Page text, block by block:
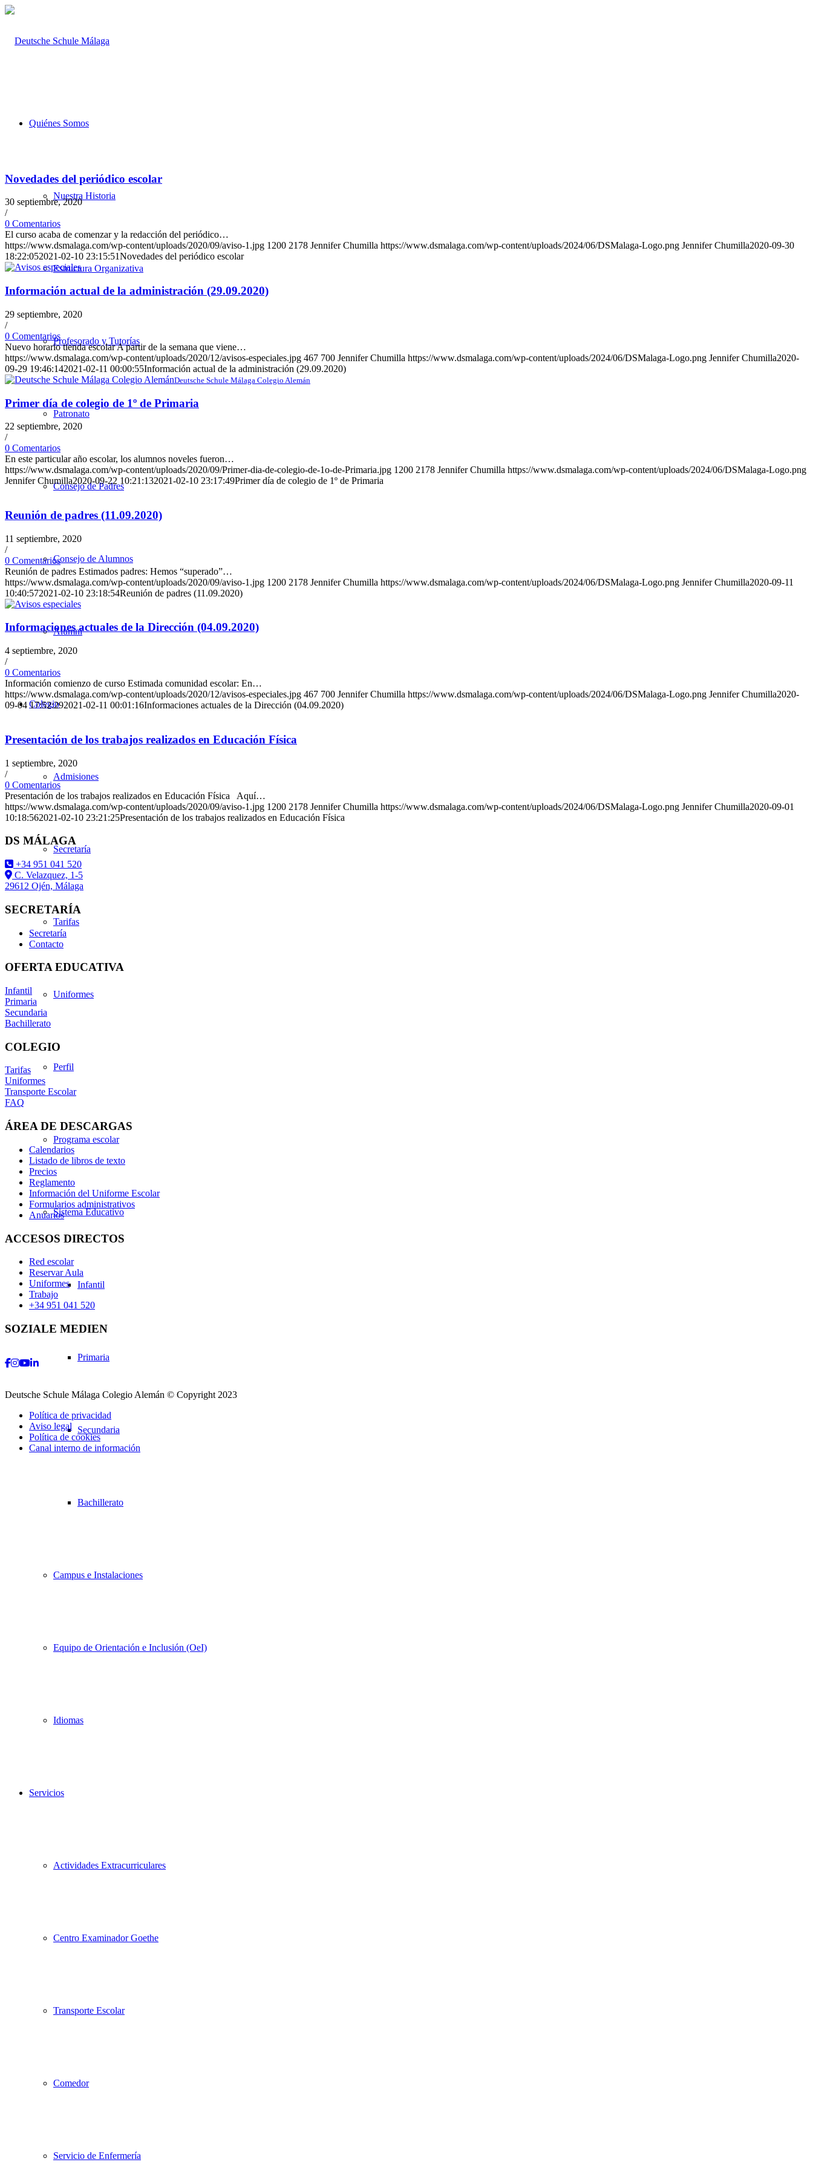
Quiénes Somos
Nuestra Historia
Estructura Organizativa
Profesorado y Tutorías
Patronato
Consejo de Padres
Consejo de Alumnos
Alumni
Colegio
Admisiones
Secretaría
Tarifas
Uniformes
Perfil
Programa escolar
Sistema Educativo
Infantil
Primaria
Secundaria
Bachillerato
Campus e Instalaciones
Equipo de Orientación e Inclusión (OeI)
Idiomas
Servicios
Actividades Extracurriculares
Centro Examinador Goethe
Transporte Escolar
Comedor
Servicio de Enfermería
Novedades del periódico escolar
30 septiembre, 2020
/
0 Comentarios
El curso acaba de comenzar y la redacción del periódico…
https://www.dsmalaga.com/wp-content/uploads/2020/09/aviso-1.jpg 1200 2178 Jennifer Chumilla https://www.dsmalaga.com/wp-content/uploads/2024/06/DSMalaga-Logo.png Jennifer Chumilla2020-09-30
18:22:052021-02-10 23:15:51Novedades del periódico escolar
Información actual de la administración (29.09.2020)
29 septiembre, 2020
/
0 Comentarios
Nuevo horario tienda escolar A partir de la semana que viene…
https://www.dsmalaga.com/wp-content/uploads/2020/12/avisos-especiales.jpg 467 700 Jennifer Chumilla https://www.dsmalaga.com/wp-content/uploads/2024/06/DSMalaga-Logo.png Jennifer Chumilla2020-
09-29 19:46:142021-02-11 00:00:55Información actual de la administración (29.09.2020)
Deutsche Schule Málaga Colegio Alemán
Primer día de colegio de 1º de Primaria
22 septiembre, 2020
/
0 Comentarios
En este particular año escolar, los alumnos noveles fueron…
https://www.dsmalaga.com/wp-content/uploads/2020/09/Primer-dia-de-colegio-de-1o-de-Primaria.jpg 1200 2178 Jennifer Chumilla https://www.dsmalaga.com/wp-content/uploads/2024/06/DSMalaga-Logo.png
Jennifer Chumilla2020-09-22 10:21:132021-02-10 23:17:49Primer día de colegio de 1º de Primaria
Reunión de padres (11.09.2020)
11 septiembre, 2020
/
0 Comentarios
Reunión de padres Estimados padres: Hemos “superado”…
https://www.dsmalaga.com/wp-content/uploads/2020/09/aviso-1.jpg 1200 2178 Jennifer Chumilla https://www.dsmalaga.com/wp-content/uploads/2024/06/DSMalaga-Logo.png Jennifer Chumilla2020-09-11
10:40:572021-02-10 23:18:54Reunión de padres (11.09.2020)
Informaciones actuales de la Dirección (04.09.2020)
4 septiembre, 2020
/
0 Comentarios
Información comienzo de curso Estimada comunidad escolar: En…
https://www.dsmalaga.com/wp-content/uploads/2020/12/avisos-especiales.jpg 467 700 Jennifer Chumilla https://www.dsmalaga.com/wp-content/uploads/2024/06/DSMalaga-Logo.png Jennifer Chumilla2020-
09-04 17:52:292021-02-11 00:01:16Informaciones actuales de la Dirección (04.09.2020)
Presentación de los trabajos realizados en Educación Física
1 septiembre, 2020
/
0 Comentarios
Presentación de los trabajos realizados en Educación Física Aquí…
https://www.dsmalaga.com/wp-content/uploads/2020/09/aviso-1.jpg 1200 2178 Jennifer Chumilla https://www.dsmalaga.com/wp-content/uploads/2024/06/DSMalaga-Logo.png Jennifer Chumilla2020-09-01
10:18:562021-02-10 23:21:25Presentación de los trabajos realizados en Educación Física
DS MÁLAGA
+34 951 041 520
C. Velazquez, 1-5
29612 Ojén, Málaga
SECRETARÍA
Secretaría
Contacto
OFERTA EDUCATIVA
Infantil
Primaria
Secundaria
Bachillerato
COLEGIO
Tarifas
Uniformes
Transporte Escolar
FAQ
ÁREA DE DESCARGAS
Calendarios
Listado de libros de texto
Precios
Reglamento
Información del Uniforme Escolar
Formularios administrativos
Anuarios
ACCESOS DIRECTOS
Red escolar
Reservar Aula
Uniformes
Trabajo
+34 951 041 520
SOZIALE MEDIEN
Deutsche Schule Málaga Colegio Alemán © Copyright 2023
Política de privacidad
Aviso legal
Política de cookies
Canal interno de información